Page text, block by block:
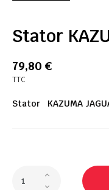
Stator
79,80 €
TTC
Stator KAZUMA